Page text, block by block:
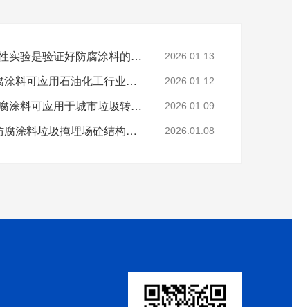
科学的老化试验来进行耐久性实验是验证好防腐涂料的途径 2026.01.13
烟台鲁蒙VRA-LM®防水防腐涂料可应用石油化工行业防腐防水 2026.01.12
烟台鲁蒙高分子树脂防水防腐涂料可应用于城市垃圾转运车 2026.01.09
鲁蒙VRA-LM®混凝土结构防腐涂料垃圾掩埋场砼结构防腐 2026.01.08